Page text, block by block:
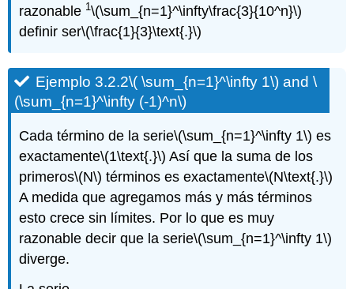
razonable 1\(\sum_{n=1}^\infty\frac{3}{10^n}\)
definir ser\(\frac{1}{3}\text{.}\)
Ejemplo 3.2.2\( \sum_{n=1}^\infty 1\) and\
(\sum_{n=1}^\infty (-1)^n\)
Cada término de la serie\(\sum_{n=1}^\infty 1\) es
exactamente\(1\text{.}\) Así que la suma de los
primeros\(N\) términos es exactamente\(N\text{.}\)
A medida que agregamos más y más términos
esto crece sin límites. Por lo que es muy
razonable decir que la serie\(\sum_{n=1}^\infty 1\)
diverge.